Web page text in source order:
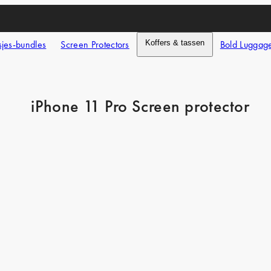
bundles Screen Protectors Koffers & tassen Bold
iPhone 11 Pro Screen protector